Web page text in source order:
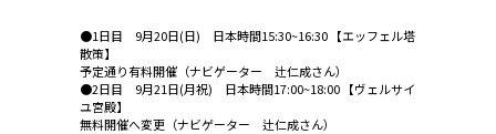
●1日目 9月20日(日) 日本時間15:30~16:30 【エッフェル塔
散策】
予定通り有料開催（ナビゲーター 辻仁成さん）
●2日目 9月21日(月祝) 日本時間17:00~18:00 【ヴェルサイ
ユ宮殿】
無料開催へ変更（ナビゲーター 辻仁成さん）